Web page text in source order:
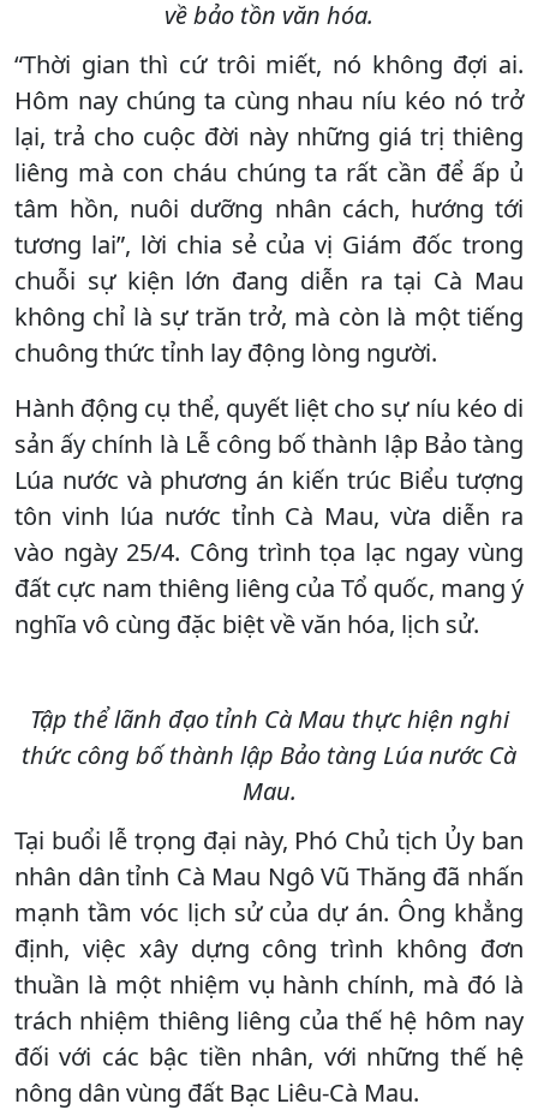
về bảo tồn văn hóa.
“Thời gian thì cứ trôi miết, nó không đợi ai.
Hôm nay chúng ta cùng nhau níu kéo nó trở
lại, trả cho cuộc đời này những giá trị thiêng
liêng mà con cháu chúng ta rất cần để ấp ủ
tâm hồn, nuôi dưỡng nhân cách, hướng tới
tương lai”, lời chia sẻ của vị Giám đốc trong
chuỗi sự kiện lớn đang diễn ra tại Cà Mau
không chỉ là sự trăn trở, mà còn là một tiếng
chuông thức tỉnh lay động lòng người.
Hành động cụ thể, quyết liệt cho sự níu kéo di
sản ấy chính là Lễ công bố thành lập Bảo tàng
Lúa nước và phương án kiến trúc Biểu tượng
tôn vinh lúa nước tỉnh Cà Mau, vừa diễn ra
vào ngày 25/4. Công trình tọa lạc ngay vùng
đất cực nam thiêng liêng của Tổ quốc, mang ý
nghĩa vô cùng đặc biệt về văn hóa, lịch sử.
Tập thể lãnh đạo tỉnh Cà Mau thực hiện nghi
thức công bố thành lập Bảo tàng Lúa nước Cà
Mau.
Tại buổi lễ trọng đại này, Phó Chủ tịch Ủy ban
nhân dân tỉnh Cà Mau Ngô Vũ Thăng đã nhấn
mạnh tầm vóc lịch sử của dự án. Ông khẳng
định, việc xây dựng công trình không đơn
thuần là một nhiệm vụ hành chính, mà đó là
trách nhiệm thiêng liêng của thế hệ hôm nay
đối với các bậc tiền nhân, với những thế hệ
nông dân vùng đất Bạc Liêu-Cà Mau.